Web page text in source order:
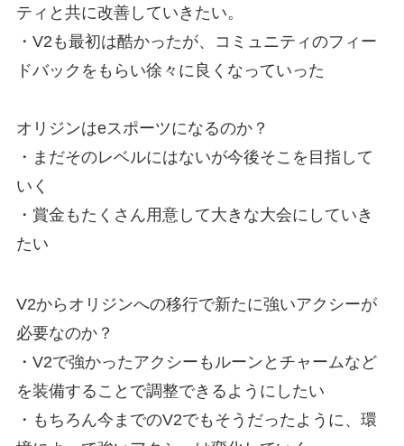
ティと共に改善していきたい。
・V2も最初は酷かったが、コミュニティのフィー
ドバックをもらい徐々に良くなっていった
オリジンはeスポーツになるのか？
・まだそのレベルにはないが今後そこを目指して
いく
・賞金もたくさん用意して大きな大会にしていき
たい
V2からオリジンへの移行で新たに強いアクシーが
必要なのか？
・V2で強かったアクシーもルーンとチャームなど
を装備することで調整できるようにしたい
・もちろん今までのV2でもそうだったように、環